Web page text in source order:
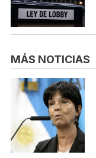
MÁS NOTICIAS